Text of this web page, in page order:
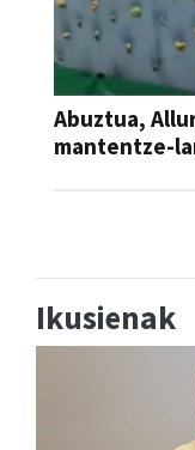
Abuztua,
mantentze-
Ikusienak